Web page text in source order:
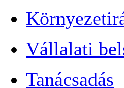
Vállalati
Tanácsadás